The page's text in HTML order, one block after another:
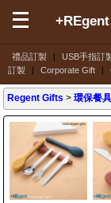
禮品訂製 | USB手指訂
訂製
| Corporate Gift |
Regent Gifts >環保餐具